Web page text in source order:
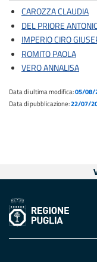
CAROZZA CLAUDIA
DEL PRIORE
IMPERIO CIRO
ROMITO PAOLA
VERO ANNALISA
Data di ultima modifica:05/08/
Data di pubblicazione:22/07/